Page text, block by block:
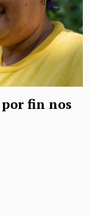
por fin nos